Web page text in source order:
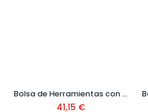
Bolsa de Herramientas con Multiples Accesos Ref. FMST1-73607
41,15 €